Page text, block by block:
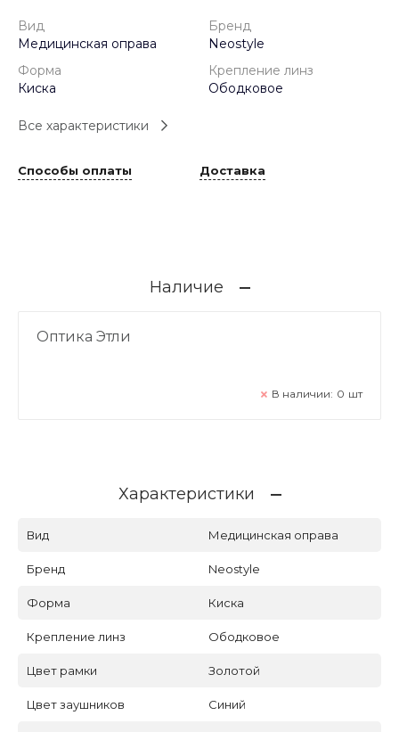
Вид
Медицинская оправа
Бренд
Neostyle
Форма
Киска
Крепление линз
Ободковое
Все характеристики
Способы оплаты Доставка
Наличие
Оптика Этли
В наличии: 0 шт
Характеристики
Вид Медицинская оправа
Бренд Neostyle
Форма Киска
Крепление линз Ободковое
Цвет рамки Золотой
Цвет заушников Синий